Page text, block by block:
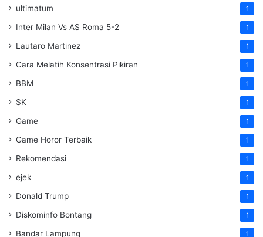
ultimatum 1
Inter Milan Vs AS Roma 5-2 1
Lautaro Martinez 1
Cara Melatih Konsentrasi Pikiran 1
BBM 1
SK 1
Game 1
Game Horor Terbaik 1
Rekomendasi 1
ejek 1
Donald Trump 1
Diskominfo Bontang 1
Bandar Lampung 1